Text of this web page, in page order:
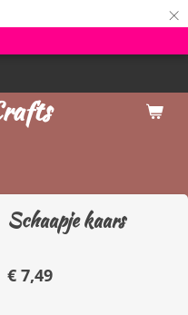
×
vanaf €50
Schaapje kaars
€ 7,49